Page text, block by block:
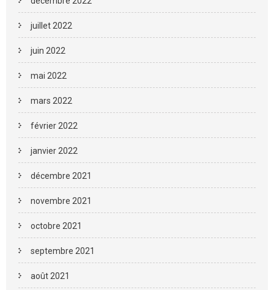
juillet 2022
juin 2022
mai 2022
mars 2022
février 2022
janvier 2022
décembre 2021
novembre 2021
octobre 2021
septembre 2021
août 2021